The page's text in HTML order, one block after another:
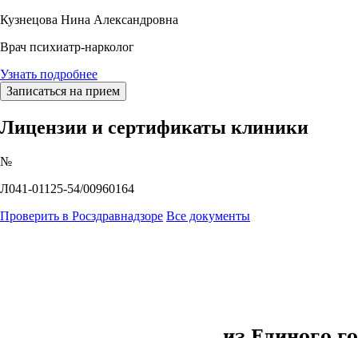
Кузнецова Нина Александровна
Врач психиатр-нарколог
Узнать подробнее
Записаться на прием
Лицензии и сертификаты клиники
№
Л041-01125-54/00960164
Проверить в Росздравнадзоре Все документы